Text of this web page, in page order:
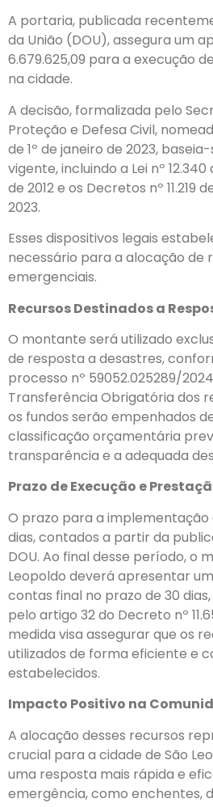
A portaria, publicada
da União (DOU), assegura um
6.679.625,09 para a execução
na cidade.
A decisão, formalizada pelo
Proteção e Defesa Civil,
de 1º de janeiro de 2023,
vigente, incluindo a Lei nº 12.340
de 2012 e os Decretos nº 11.219
2023.
Esses dispositivos legais
necessário para a alocação de
emergenciais.
Recursos Destinados a
O montante será utilizado
de resposta a desastres,
processo nº 59052.025289/
Transferência Obrigatória dos
os fundos serão empenhados
classificação orçamentária
transparência e a adequada
Prazo de Execução e
O prazo para a implementação
dias, contados a partir da
DOU. Ao final desse período, o
Leopoldo deverá apresentar
contas final no prazo de 30
pelo artigo 32 do Decreto nº
medida visa assegurar que os
utilizados de forma eficiente e
estabelecidos.
Impacto Positivo na
A alocação desses recursos
crucial para a cidade de São
uma resposta mais rápida e
emergência, como enchentes,